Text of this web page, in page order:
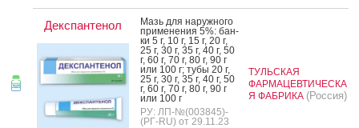
Декспантенол
Мазь для на­руж­но­го
при­мене­ния 5%: бан­
ки 5 г, 10 г, 15 г, 20 г,
25 г, 30 г, 35 г, 40 г, 50
г, 60 г, 70 г, 80 г, 90 г
или 100 г; ту­бы 20 г,
25 г, 30 г, 35 г, 40 г, 50
г, 60 г, 70 г, 80 г, 90 г
или 100 г
РУ: ЛП-№(003845)-
(РГ-RU) от 29.11.23
ТУЛЬСКАЯ
ФАРМАЦЕВТИЧЕСКА
Я ФАБРИКА (Россия)